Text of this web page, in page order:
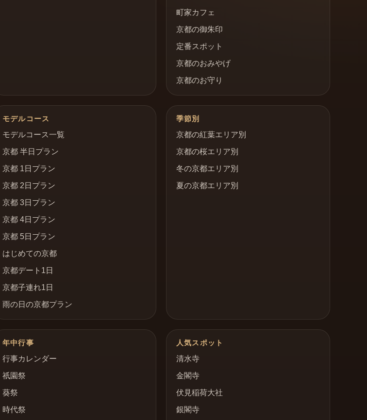
町家カフェ
京都の御朱印
定番スポット
京都のおみやげ
京都のお守り
モデルコース
モデルコース一覧
京都 半日プラン
京都 1日プラン
京都 2日プラン
京都 3日プラン
京都 4日プラン
京都 5日プラン
はじめての京都
京都デート1日
京都子連れ1日
雨の日の京都プラン
季節別
京都の紅葉エリア別
京都の桜エリア別
冬の京都エリア別
夏の京都エリア別
年中行事
行事カレンダー
祇園祭
葵祭
時代祭
人気スポット
清水寺
金閣寺
伏見稲荷大社
銀閣寺